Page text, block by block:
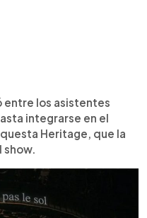
entre los asistentes
integrarse en el
Heritage, que la
show.